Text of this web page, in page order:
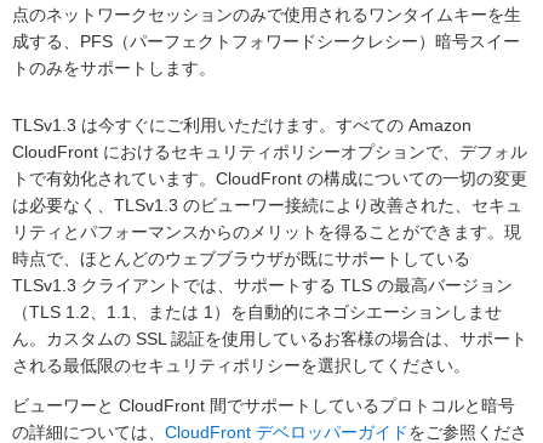
点のネットワークセッションのみで使用されるワンタイムキーを生
成する、PFS（パーフェクトフォワードシークレシー）暗号スイー
トのみをサポートします。
TLSv1.3 は今すぐにご利用いただけます。すべての Amazon
CloudFront におけるセキュリティポリシーオプションで、デフォル
トで有効化されています。CloudFront の構成についての一切の変更
は必要なく、TLSv1.3 のビューワー接続により改善された、セキュ
リティとパフォーマンスからのメリットを得ることができます。現
時点で、ほとんどのウェブブラウザが既にサポートしている
TLSv1.3 クライアントでは、サポートする TLS の最高バージョン
（TLS 1.2、1.1、または 1）を自動的にネゴシエーションしませ
ん。カスタムの SSL 認証を使用しているお客様の場合は、サポート
される最低限のセキュリティポリシーを選択してください。
ビューワーと CloudFront 間でサポートしているプロトコルと暗号
の詳細については、 CloudFront デベロッパーガイドをご参照くださ